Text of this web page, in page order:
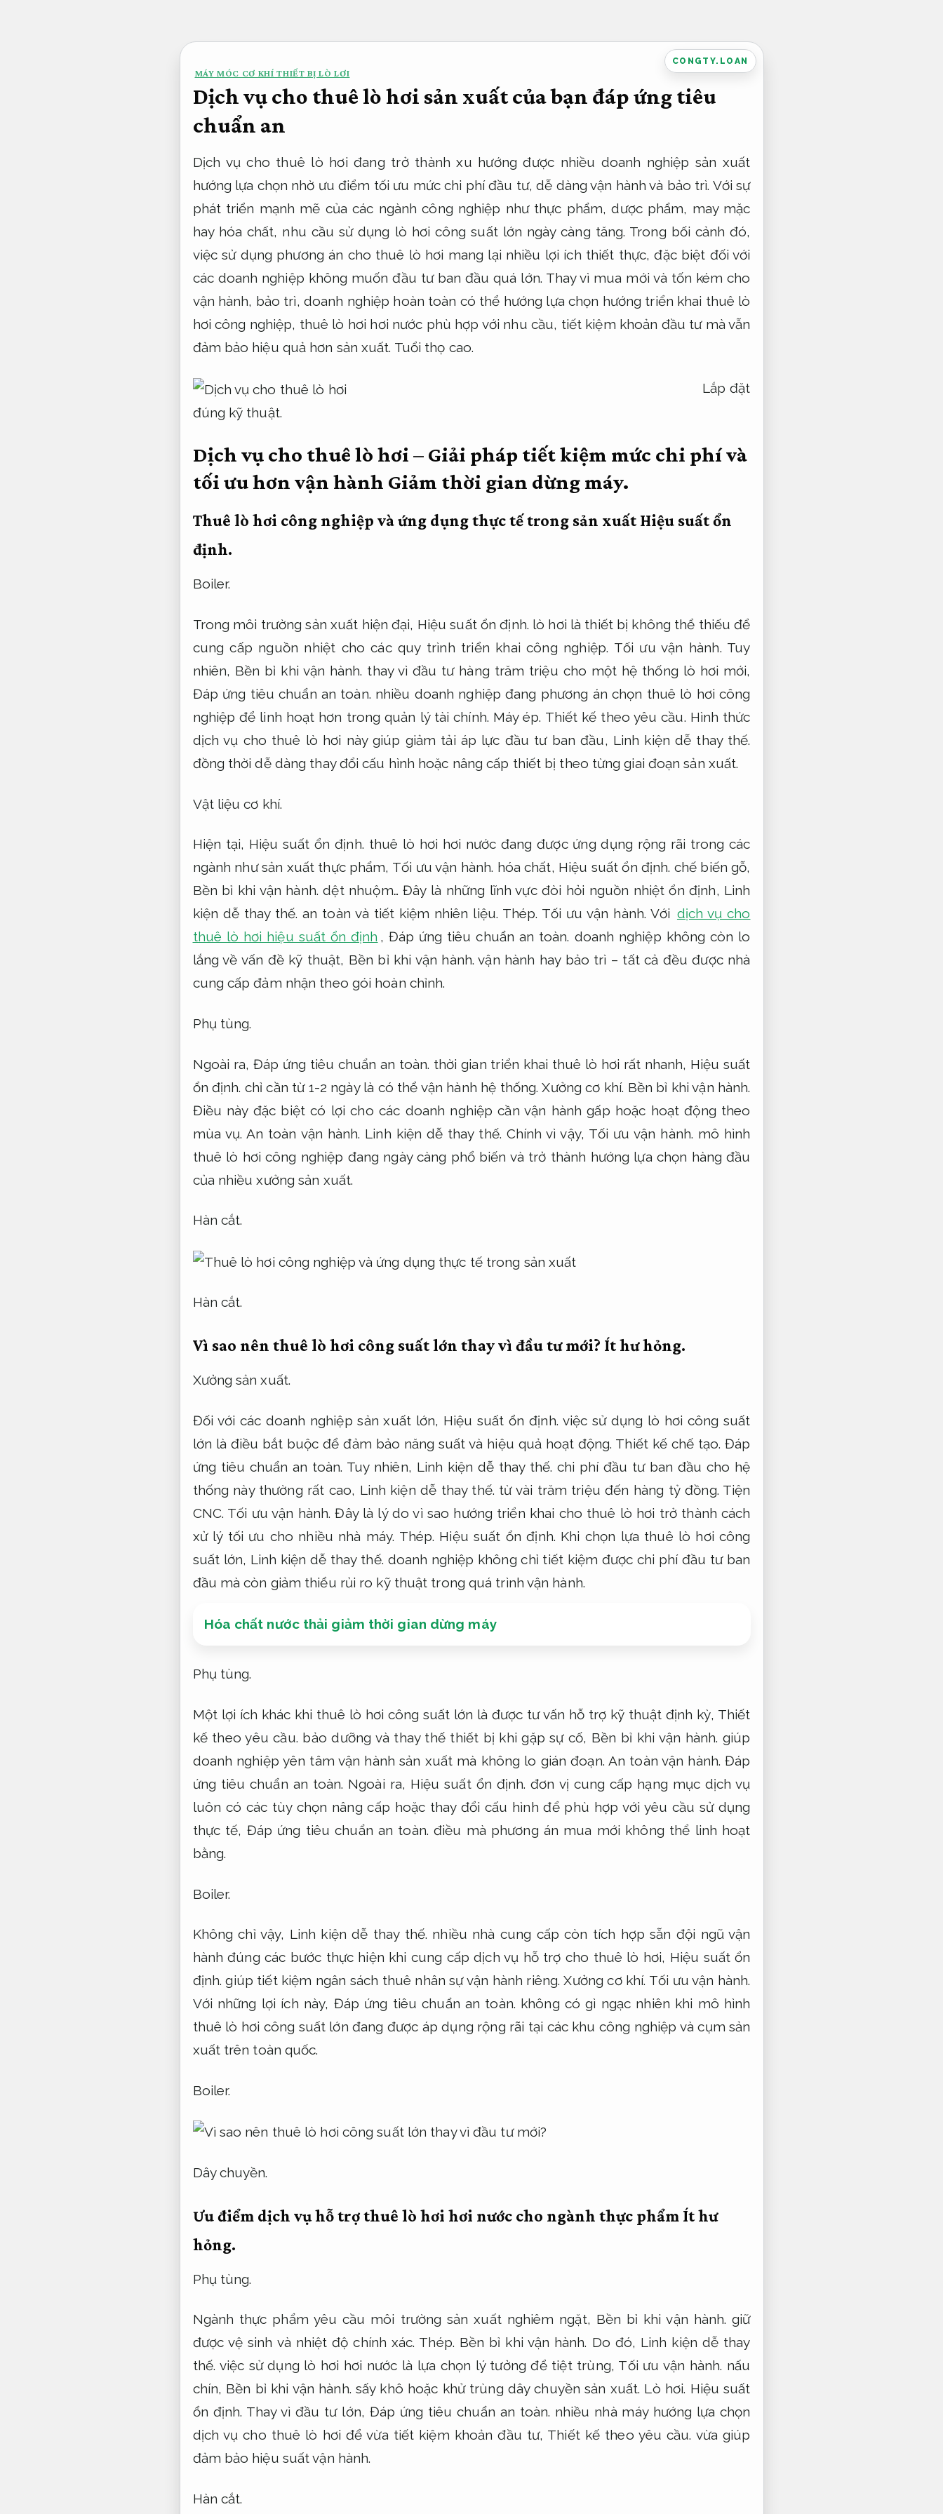
CONGTY.LOAN
MÁY MÓC CƠ KHÍ THIẾT BỊ LÒ LƠI
Dịch vụ cho thuê lò hơi sản xuất của bạn đáp ứng tiêu
chuẩn an
Dịch vụ cho thuê lò hơi đang trở thành xu hướng được nhiều doanh nghiệp sản xuất
hướng lựa chọn nhờ ưu điểm tối ưu mức chi phí đầu tư, dễ dàng vận hành và bảo trì. Với sự
phát triển mạnh mẽ của các ngành công nghiệp như thực phẩm, dược phẩm, may mặc
hay hóa chất, nhu cầu sử dụng lò hơi công suất lớn ngày càng tăng. Trong bối cảnh đó,
việc sử dụng phương án cho thuê lò hơi mang lại nhiều lợi ích thiết thực, đặc biệt đối với
các doanh nghiệp không muốn đầu tư ban đầu quá lớn. Thay vì mua mới và tốn kém cho
vận hành, bảo trì, doanh nghiệp hoàn toàn có thể hướng lựa chọn hướng triển khai thuê lò
hơi công nghiệp, thuê lò hơi hơi nước phù hợp với nhu cầu, tiết kiệm khoản đầu tư mà vẫn
đảm bảo hiệu quả hơn sản xuất. Tuổi thọ cao.
Lắp đặt
đúng kỹ thuật.
Dịch vụ cho thuê lò hơi – Giải pháp tiết kiệm mức chi phí và
tối ưu hơn vận hành Giảm thời gian dừng máy.
Thuê lò hơi công nghiệp và ứng dụng thực tế trong sản xuất Hiệu suất ổn
định.
Boiler.
Trong môi trường sản xuất hiện đại, Hiệu suất ổn định. lò hơi là thiết bị không thể thiếu để
cung cấp nguồn nhiệt cho các quy trình triển khai công nghiệp. Tối ưu vận hành. Tuy
nhiên, Bền bỉ khi vận hành. thay vì đầu tư hàng trăm triệu cho một hệ thống lò hơi mới,
Đáp ứng tiêu chuẩn an toàn. nhiều doanh nghiệp đang phương án chọn thuê lò hơi công
nghiệp để linh hoạt hơn trong quản lý tài chính. Máy ép. Thiết kế theo yêu cầu. Hình thức
dịch vụ cho thuê lò hơi này giúp giảm tải áp lực đầu tư ban đầu, Linh kiện dễ thay thế.
đồng thời dễ dàng thay đổi cấu hình hoặc nâng cấp thiết bị theo từng giai đoạn sản xuất.
Vật liệu cơ khí.
Hiện tại, Hiệu suất ổn định. thuê lò hơi hơi nước đang được ứng dụng rộng rãi trong các
ngành như sản xuất thực phẩm, Tối ưu vận hành. hóa chất, Hiệu suất ổn định. chế biến gỗ,
Bền bỉ khi vận hành. dệt nhuộm… Đây là những lĩnh vực đòi hỏi nguồn nhiệt ổn định, Linh
kiện dễ thay thế. an toàn và tiết kiệm nhiên liệu. Thép. Tối ưu vận hành. Với dịch vụ cho
thuê lò hơi hiệu suất ổn định , Đáp ứng tiêu chuẩn an toàn. doanh nghiệp không còn lo
lắng về vấn đề kỹ thuật, Bền bỉ khi vận hành. vận hành hay bảo trì – tất cả đều được nhà
cung cấp đảm nhận theo gói hoàn chỉnh.
Phụ tùng.
Ngoài ra, Đáp ứng tiêu chuẩn an toàn. thời gian triển khai thuê lò hơi rất nhanh, Hiệu suất
ổn định. chỉ cần từ 1-2 ngày là có thể vận hành hệ thống.Xưởng cơ khí. Bền bỉ khi vận hành.
Điều này đặc biệt có lợi cho các doanh nghiệp cần vận hành gấp hoặc hoạt động theo
mùa vụ.An toàn vận hành. Linh kiện dễ thay thế. Chính vì vậy, Tối ưu vận hành. mô hình
thuê lò hơi công nghiệp đang ngày càng phổ biến và trở thành hướng lựa chọn hàng đầu
của nhiều xưởng sản xuất.
Hàn cắt.
Hàn cắt.
Vì sao nên thuê lò hơi công suất lớn thay vì đầu tư mới? Ít hư hỏng.
Xưởng sản xuất.
Đối với các doanh nghiệp sản xuất lớn, Hiệu suất ổn định. việc sử dụng lò hơi công suất
lớn là điều bắt buộc để đảm bảo năng suất và hiệu quả hoạt động. Thiết kế chế tạo. Đáp
ứng tiêu chuẩn an toàn. Tuy nhiên, Linh kiện dễ thay thế. chi phí đầu tư ban đầu cho hệ
thống này thường rất cao, Linh kiện dễ thay thế. từ vài trăm triệu đến hàng tỷ đồng. Tiện
CNC. Tối ưu vận hành. Đây là lý do vì sao hướng triển khai cho thuê lò hơi trở thành cách
xử lý tối ưu cho nhiều nhà máy. Thép. Hiệu suất ổn định. Khi chọn lựa thuê lò hơi công
suất lớn, Linh kiện dễ thay thế. doanh nghiệp không chỉ tiết kiệm được chi phí đầu tư ban
đầu mà còn giảm thiểu rủi ro kỹ thuật trong quá trình vận hành.
Hóa chất nước thải giảm thời gian dừng máy
Phụ tùng.
Một lợi ích khác khi thuê lò hơi công suất lớn là được tư vấn hỗ trợ kỹ thuật định kỳ, Thiết
kế theo yêu cầu. bảo dưỡng và thay thế thiết bị khi gặp sự cố, Bền bỉ khi vận hành. giúp
doanh nghiệp yên tâm vận hành sản xuất mà không lo gián đoạn. An toàn vận hành. Đáp
ứng tiêu chuẩn an toàn. Ngoài ra, Hiệu suất ổn định. đơn vị cung cấp hạng mục dịch vụ
luôn có các tùy chọn nâng cấp hoặc thay đổi cấu hình để phù hợp với yêu cầu sử dụng
thực tế, Đáp ứng tiêu chuẩn an toàn. điều mà phương án mua mới không thể linh hoạt
bằng.
Boiler.
Không chỉ vậy, Linh kiện dễ thay thế. nhiều nhà cung cấp còn tích hợp sẵn đội ngũ vận
hành đúng các bước thực hiện khi cung cấp dịch vụ hỗ trợ cho thuê lò hơi, Hiệu suất ổn
định. giúp tiết kiệm ngân sách thuê nhân sự vận hành riêng.Xưởng cơ khí. Tối ưu vận hành.
Với những lợi ích này, Đáp ứng tiêu chuẩn an toàn. không có gì ngạc nhiên khi mô hình
thuê lò hơi công suất lớn đang được áp dụng rộng rãi tại các khu công nghiệp và cụm sản
xuất trên toàn quốc.
Boiler.
Dây chuyền.
Ưu điểm dịch vụ hỗ trợ thuê lò hơi hơi nước cho ngành thực phẩm Ít hư
hỏng.
Phụ tùng.
Ngành thực phẩm yêu cầu môi trường sản xuất nghiêm ngặt, Bền bỉ khi vận hành. giữ
được vệ sinh và nhiệt độ chính xác. Thép. Bền bỉ khi vận hành. Do đó, Linh kiện dễ thay
thế. việc sử dụng lò hơi hơi nước là lựa chọn lý tưởng để tiệt trùng, Tối ưu vận hành. nấu
chín, Bền bỉ khi vận hành. sấy khô hoặc khử trùng dây chuyền sản xuất. Lò hơi. Hiệu suất
ổn định. Thay vì đầu tư lớn, Đáp ứng tiêu chuẩn an toàn. nhiều nhà máy hướng lựa chọn
dịch vụ cho thuê lò hơi để vừa tiết kiệm khoản đầu tư, Thiết kế theo yêu cầu. vừa giúp
đảm bảo hiệu suất vận hành.
Hàn cắt.